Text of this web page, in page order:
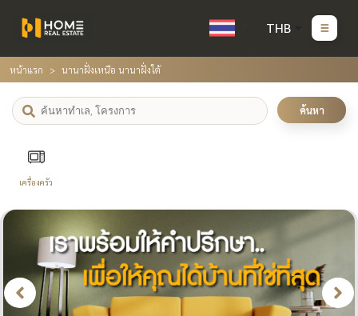
THB
หน้าแรก นานาฝั่งเหนือ นานาฝั่งใต้
ค้นหา
เครื่องครัว